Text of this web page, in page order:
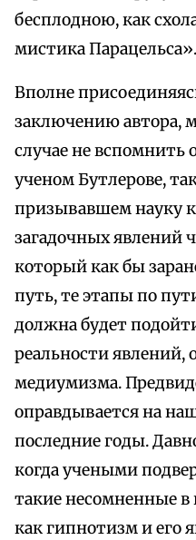
бесплодною, как
мистика Парацельса».
Вполне
заключению автора,
случае не
ученом Бутлерове,
призывавшем науку
загадочных явлений
который как бы
путь, те этапы по
должна будет
реальности явлений,
медиумизма.
оправдывается на
последние годы.
когда учеными
такие несомненные
как гипнотизм и его